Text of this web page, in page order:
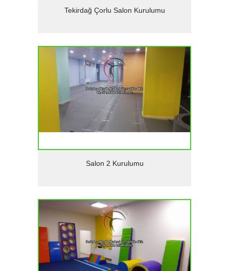
Detaylar
Tekirdağ Çorlu Salon Kurulumu
Detaylar
Salon 2 Kurulumu